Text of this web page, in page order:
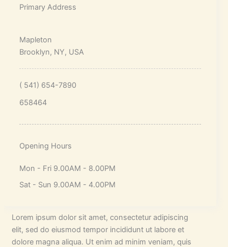
Primary Address
Mapleton
Brooklyn, NY, USA
( 541) 654-7890
658464
Opening Hours
Mon - Fri 9.00AM - 8.00PM
Sat - Sun 9.00AM - 4.00PM
Lorem ipsum dolor sit amet, consectetur adipiscing
elit, sed do eiusmod tempor incididunt ut labore et
dolore magna aliqua. Ut enim ad minim veniam, quis